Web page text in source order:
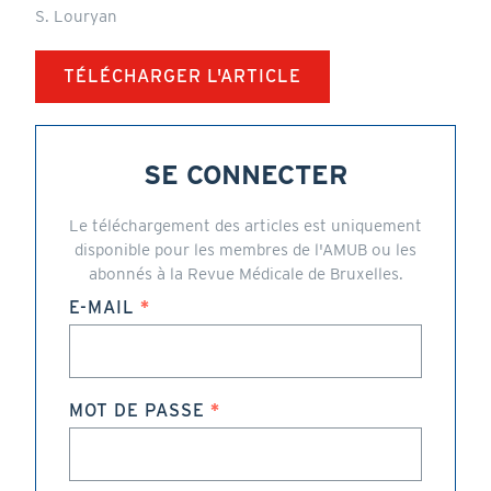
S. Louryan
TÉLÉCHARGER L'ARTICLE
SE CONNECTER
Le téléchargement des articles est uniquement
disponible pour les membres de l'AMUB ou les
abonnés à la Revue Médicale de Bruxelles.
E-MAIL
MOT DE PASSE